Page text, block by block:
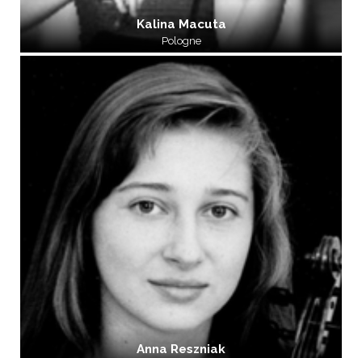
Kalina Macuta
Pologne
Anna Reszniak